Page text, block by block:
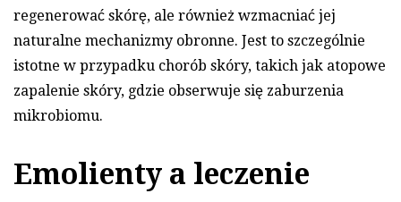
regenerować skórę, ale również wzmacniać jej
naturalne mechanizmy obronne. Jest to szczególnie
istotne w przypadku chorób skóry, takich jak atopowe
zapalenie skóry, gdzie obserwuje się zaburzenia
mikrobiomu.
Emolienty a leczenie